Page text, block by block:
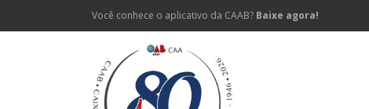
Você conhece o aplicativo da CAAB? Baixe agora!